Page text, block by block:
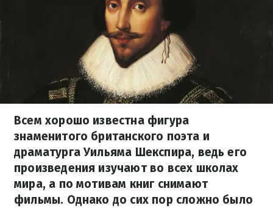
Всем хорошо известна фигура
знаменитого британского поэта и
драматурга Уильяма Шекспира, ведь его
произведения изучают во всех школах
мира, а по мотивам книг снимают
фильмы. Однако до сих пор сложно было